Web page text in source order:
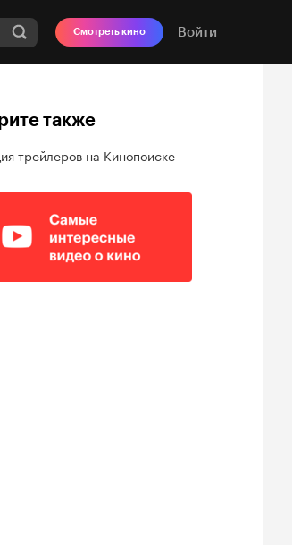
Смотреть кино Войти
также
трейлеров на Кинопоиске